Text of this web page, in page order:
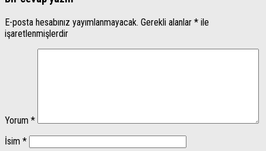
E-posta hesabınız yayımlanmayacak. Gerekli alanlar * ile
işaretlenmişlerdir
Yorum *
İsim *